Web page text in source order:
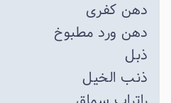
دهن کفری
دهن ورد مطبوخ
ذبل
ذنب الخیل